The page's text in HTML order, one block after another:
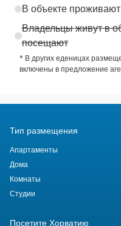
В объекте
Владельцы живут в
посещают
* В других еденицах
включены в предложение
Тип размещения
Апартаменты
Дома
Комнаты
Студии
Посетите Хорватию